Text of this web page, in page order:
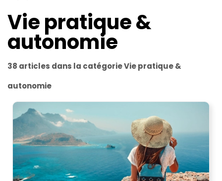
Vie pratique &
autonomie
38 articles dans la catégorie Vie pratique &
autonomie